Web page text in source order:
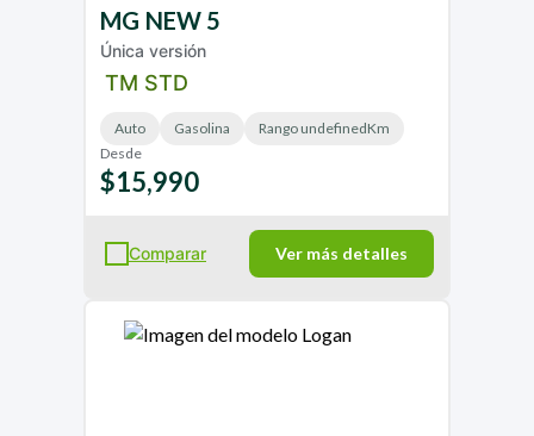
MG NEW 5
Única versión
TM STD
Auto Gasolina
Rango undefinedKm
Desde
$15,990
Comparar Ver más detalles